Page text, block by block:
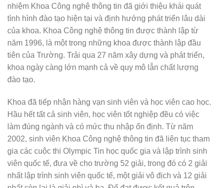
nhiệm Khoa Công nghệ thông tin đã giới thiệu khái quát
tình hình đào tạo hiện tại và định hướng phát triển lâu dài
của khoa. Khoa Công nghệ thông tin được thành lập từ
năm 1996, là một trong những khoa được thành lập đầu
tiên của Trường. Trải qua 27 năm xây dựng và phát triển,
khoa ngày càng lớn mạnh cả về quy mô lẫn chất lượng
đào tạo.
Khoa đã tiếp nhận hàng vạn sinh viên và học viên cao học.
Hầu hết tất cả sinh viên, học viên tốt nghiệp đều có việc
làm đúng ngành và có mức thu nhập ổn định. Từ năm
2002, sinh viên Khoa Công nghệ thông tin đã liên tục tham
gia các cuộc thi Olympic Tin học quốc gia và lập trình sinh
viên quốc tế, đưa về cho trường 52 giải, trong đó có 2 giải
nhất lập trình sinh viên quốc tế, một giải vô địch và 12 giải